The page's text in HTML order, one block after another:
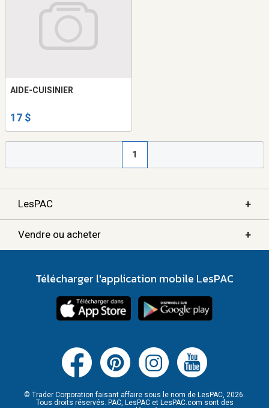
AIDE-CUISINIER
17 $
1
LesPAC +
Vendre ou acheter +
Télécharger l'application mobile LesPAC
© Trader Corporation faisant affaire sous le nom de LesPAC, 2026.
Tous droits réservés. PAC, LesPAC et LesPAC.com sont des